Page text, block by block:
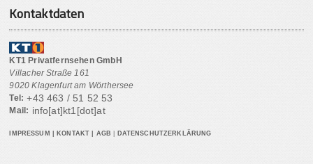
Kontaktdaten
KT1 Privatfernsehen GmbH
Villacher Straße 161
9020 Klagenfurt am Wörthersee
Tel: +43 463 / 51 52 53
Mail: info[at]kt1[dot]at
IMPRESSUM KONTAKT AGB DATENSCHUTZERKLÄRUNG